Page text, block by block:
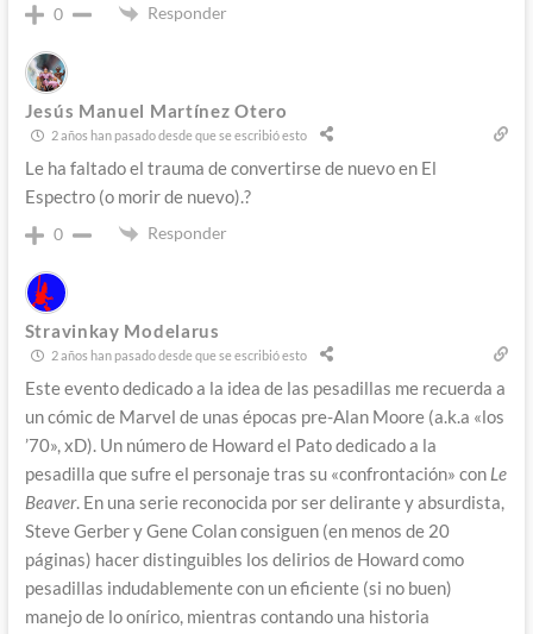
0 Responder
Jesús Manuel Martínez Otero
2 años han pasado desde que se escribió esto
Le ha faltado el trauma de convertirse de nuevo en El
Espectro (o morir de nuevo).?
0 Responder
Stravinkay Modelarus
2 años han pasado desde que se escribió esto
Este evento dedicado a la idea de las pesadillas me recuerda a
un cómic de Marvel de unas épocas pre-Alan Moore (a.k.a «los
’70», xD). Un número de Howard el Pato dedicado a la
pesadilla que sufre el personaje tras su «confrontación» con Le
Beaver. En una serie reconocida por ser delirante y absurdista,
Steve Gerber y Gene Colan consiguen (en menos de 20
páginas) hacer distinguibles los delirios de Howard como
pesadillas indudablemente con un eficiente (si no buen)
manejo de lo onírico, mientras contando una historia